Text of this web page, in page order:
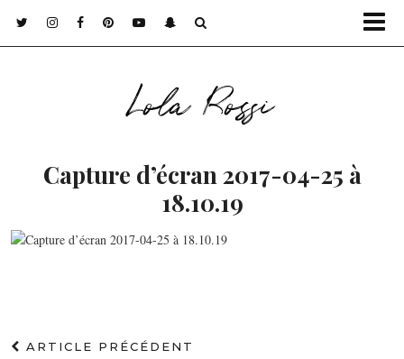
Lola Rossi
Capture d’écran 2017-04-25 à
18.10.19
ARTICLE PRÉCÉDENT